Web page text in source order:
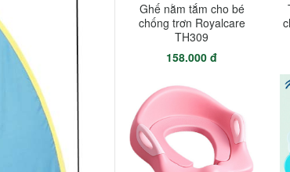
Ghế nằm tắm cho bé
chống trơn Royalcare
TH309
158.000 đ